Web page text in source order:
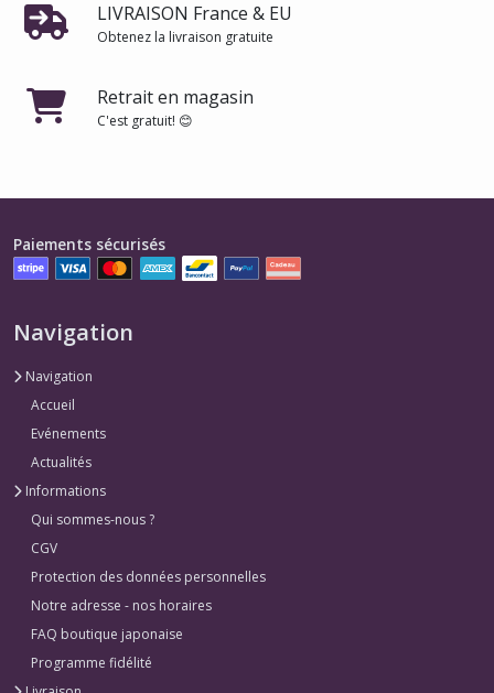
LIVRAISON France & EU
Obtenez la livraison gratuite
Retrait en magasin
C'est gratuit! 😊
Paiements sécurisés
Navigation
Navigation
Accueil
Evénements
Actualités
Informations
Qui sommes-nous ?
CGV
Protection des données personnelles
Notre adresse - nos horaires
FAQ boutique japonaise
Programme fidélité